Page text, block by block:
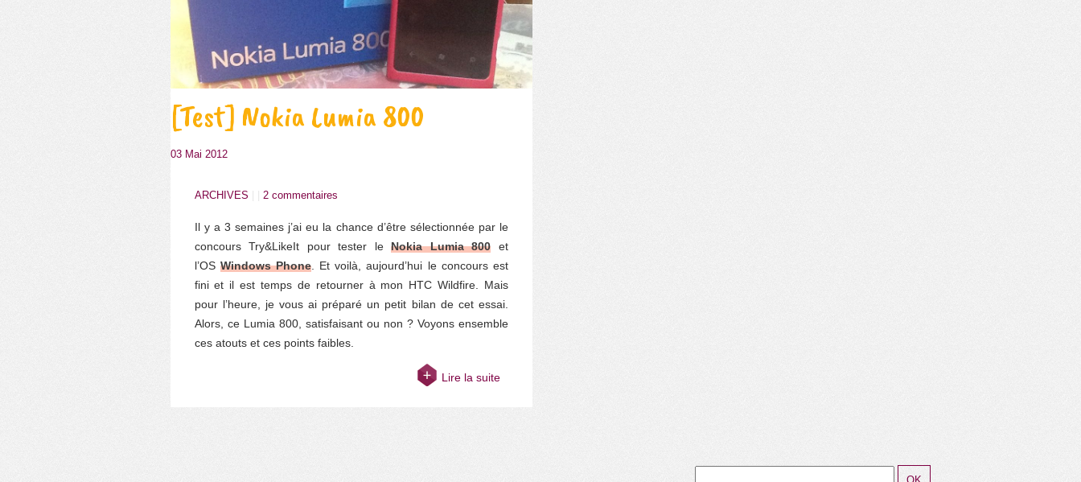
[Test] Nokia Lumia 800
03 Mai 2012
ARCHIVES 2 commentaires
Il y a 3 semaines j’ai eu la chance d’être sélectionnée par le
concours Try&LikeIt pour tester leNokia Lumia 800 et
l’OS Windows Phone. Et voilà, aujourd’hui le concours est
fini et il est temps de retourner à mon HTC Wildfire. Mais
pour l’heure, je vous ai préparé un petit bilan de cet essai.
Alors, ce Lumia 800, satisfaisant ou non ? Voyons ensemble
ces atouts et ces points faibles.
Lire la suite